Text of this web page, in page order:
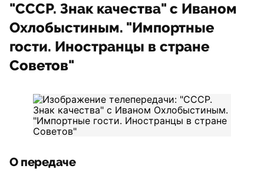
"СССР. Знак качества" с Иваном
Охлобыстиным. "Импортные
гости. Иностранцы в стране
Советов"
О передаче